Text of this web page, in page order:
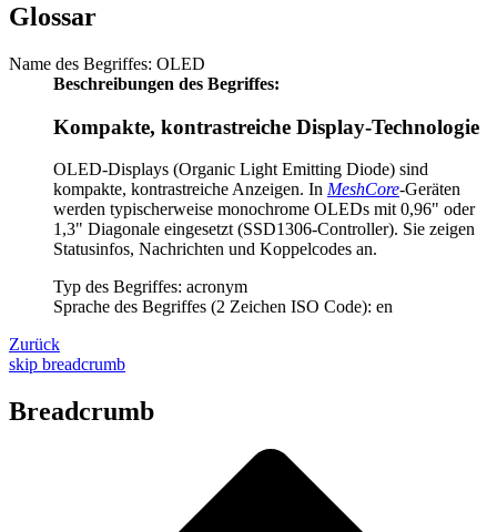
Glossar
Name des Begriffes: OLED
Beschreibungen des Begriffes:
Kompakte, kontrastreiche Display-Technologie
OLED-Displays (Organic Light Emitting Diode) sind
kompakte, kontrastreiche Anzeigen. In MeshCore-Geräten
werden typischerweise monochrome OLEDs mit 0,96" oder
1,3" Diagonale eingesetzt (SSD1306-Controller). Sie zeigen
Statusinfos, Nachrichten und Koppelcodes an.
Typ des Begriffes: acronym
Sprache des Begriffes (2 Zeichen ISO Code): en
Zurück
skip breadcrumb
Breadcrumb